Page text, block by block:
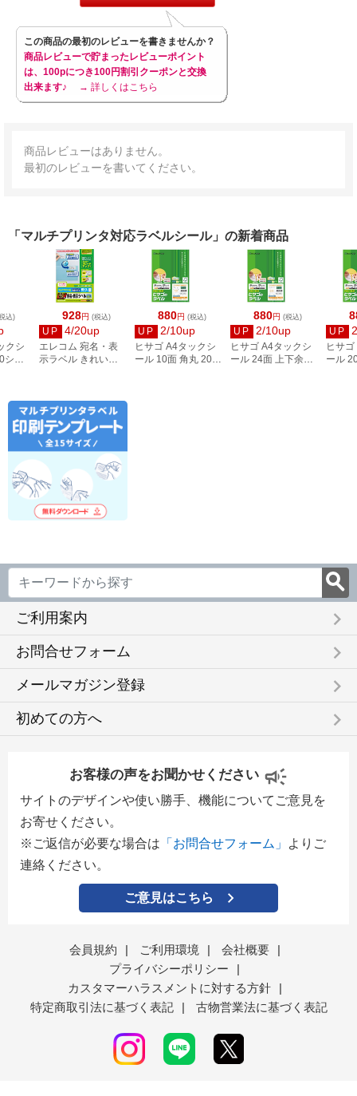
この商品の最初のレビューを書きませんか？
商品レビューで貯まったレビューポイント
は、100pにつき100円割引クーポンと交換
出来ます♪
→ 詳しくはこちら
商品レビューはありません。
最初のレビューを書いてください。
「マルチプリンタ対応ラベルシール」の新着商品
928円 (税込)
UP 4/20up
エレコム 宛名・表
示ラベル きれい貼
880円 (税込)
UP 2/10up
ヒサゴ A4タックシ
ール 10面 角丸 20シ
880円 (税込)
UP 2/10up
ヒサゴ A4タックシ
ール 24面 上下余白
UP
ヒサ
ール
込)
クシ
シー
ご利用案内 keyboard_arrow_right
お問合せフォーム keyboard_arrow_right
メールマガジン登録 keyboard_arrow_right
初めての方へ keyboard_arrow_right
お客様の声をお聞かせください
サイトのデザインや使い勝手、機能についてご意見を
お寄せください。
※ご返信が必要な場合は 「お問合せフォーム」
よりご
連絡ください。
ご意見はこちら
会員規約 | ご利用環境 | 会社概要
|
プライバシーポリシー
|
カスタマーハラスメントに対する方針
|
特定商取引法に基づく表記
| 古物営業法に基づく表記